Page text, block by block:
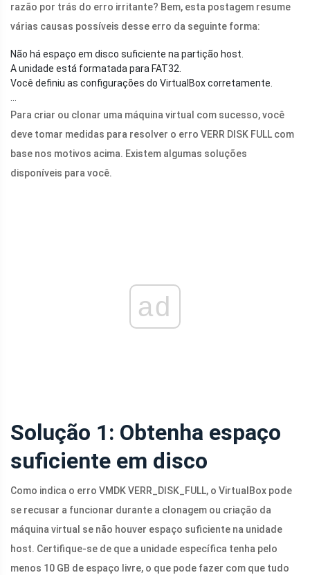
razão por trás do erro irritante? Bem, esta postagem resume
várias causas possíveis desse erro da seguinte forma:
Não há espaço em disco suficiente na partição host.
A unidade está formatada para FAT32.
Você definiu as configurações do VirtualBox corretamente.
Para criar ou clonar uma máquina virtual com sucesso, você
deve tomar medidas para resolver o erro VERR DISK FULL com
base nos motivos acima. Existem algumas soluções
disponíveis para você.
ad
Solução 1: Obtenha espaço
suficiente em disco
Como indica o erro VMDK VERR_DISK_FULL, o VirtualBox pode
se recusar a funcionar durante a clonagem ou criação da
máquina virtual se não houver espaço suficiente na unidade
host. Certifique-se de que a unidade específica tenha pelo
menos 10 GB de espaço livre, o que pode fazer com que tudo